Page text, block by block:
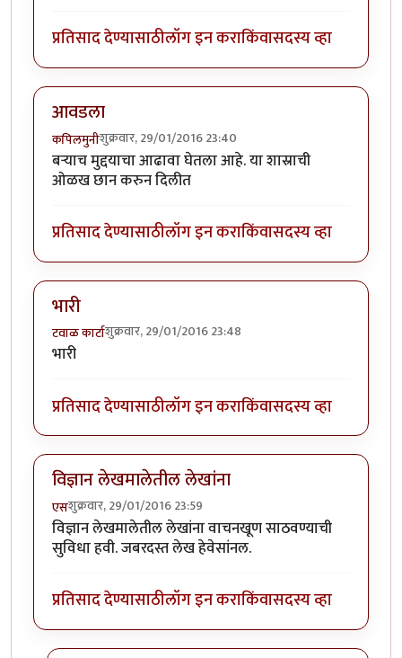
प्रतिसाद देण्यासाठीलॉग इन कराकिंवासदस्य व्हा
आवडला
कपिलमुनीशुक्रवार, 29/01/2016 23:40
बऱ्याच मुद्दयाचा आढावा घेतला आहे. या शास्राची
ओळख छान करुन दिलीत
प्रतिसाद देण्यासाठीलॉग इन कराकिंवासदस्य व्हा
भारी
टवाळ कार्टाशुक्रवार, 29/01/2016 23:48
भारी
प्रतिसाद देण्यासाठीलॉग इन कराकिंवासदस्य व्हा
विज्ञान लेखमालेतील लेखांना
एसशुक्रवार, 29/01/2016 23:59
विज्ञान लेखमालेतील लेखांना वाचनखूण साठवण्याची
सुविधा हवी. जबरदस्त लेख हेवेसांनल.
प्रतिसाद देण्यासाठीलॉग इन कराकिंवासदस्य व्हा